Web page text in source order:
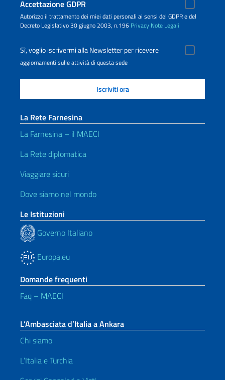
Accettazione GDPR
Autorizzo il trattamento dei miei dati personali ai sensi del GDPR e del
Decreto Legislativo 30 giugno 2003, n.196 Privacy Note Legali
Sì, voglio iscrivermi alla Newsletter per ricevere
aggiornamenti sulle attività di questa sede
La Rete Farnesina
La Farnesina – il MAECI
La Rete diplomatica
Viaggiare sicuri
Dove siamo nel mondo
Le Istituzioni
Governo Italiano
Europa.eu
Domande frequenti
Faq – MAECI
L’Ambasciata d’Italia a Ankara
Chi siamo
L’Italia e Turchia